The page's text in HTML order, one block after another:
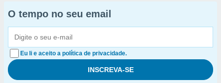
O tempo no seu email
Eu li e aceito a política de privacidade.